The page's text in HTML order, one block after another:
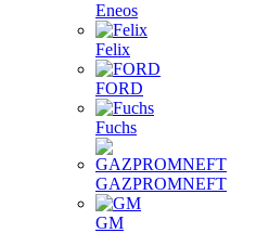
Eneos
Felix
FORD
Fuchs
GAZPROMNEFT
GM